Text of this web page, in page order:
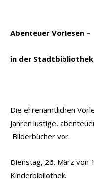
Abenteuer Vorlesen –
in der
Die ehrenamtlichen
Jahren lustige,
Bilderbücher vor.
Dienstag, 26. März von
Kinderbibliothek.